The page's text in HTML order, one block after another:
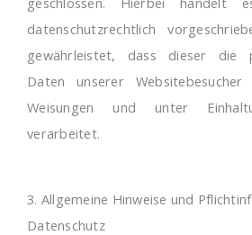
datenschutzrechtlich
gewährleistet, dass dieser die
Daten unserer
Weisungen und unter
verarbeitet.
3. Allgemeine Hinweise und
Datenschutz